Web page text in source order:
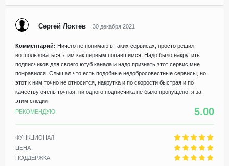
Сергей Локтев 30 декабря 2021
Комментарий: Ничего не понимаю в таких сервисах, просто решил
воспользоваться этим как первым попавшимся. Надо было накрутить
подписчиков для своего ютуб канала и надо признать этот сервис мне
понравился. Слышал что есть подобные недобросовестные сервисы, но
этот к ним точно не относится, накрутка и по скорости быстрая и по
качеству очень точная, ни одного подписчика не было пропущено, я за
этим следил.
РЕКОМЕНДУЮ
5.00
ФУНКЦИОНАЛ
ЦЕНА
ПОДДЕРЖКА